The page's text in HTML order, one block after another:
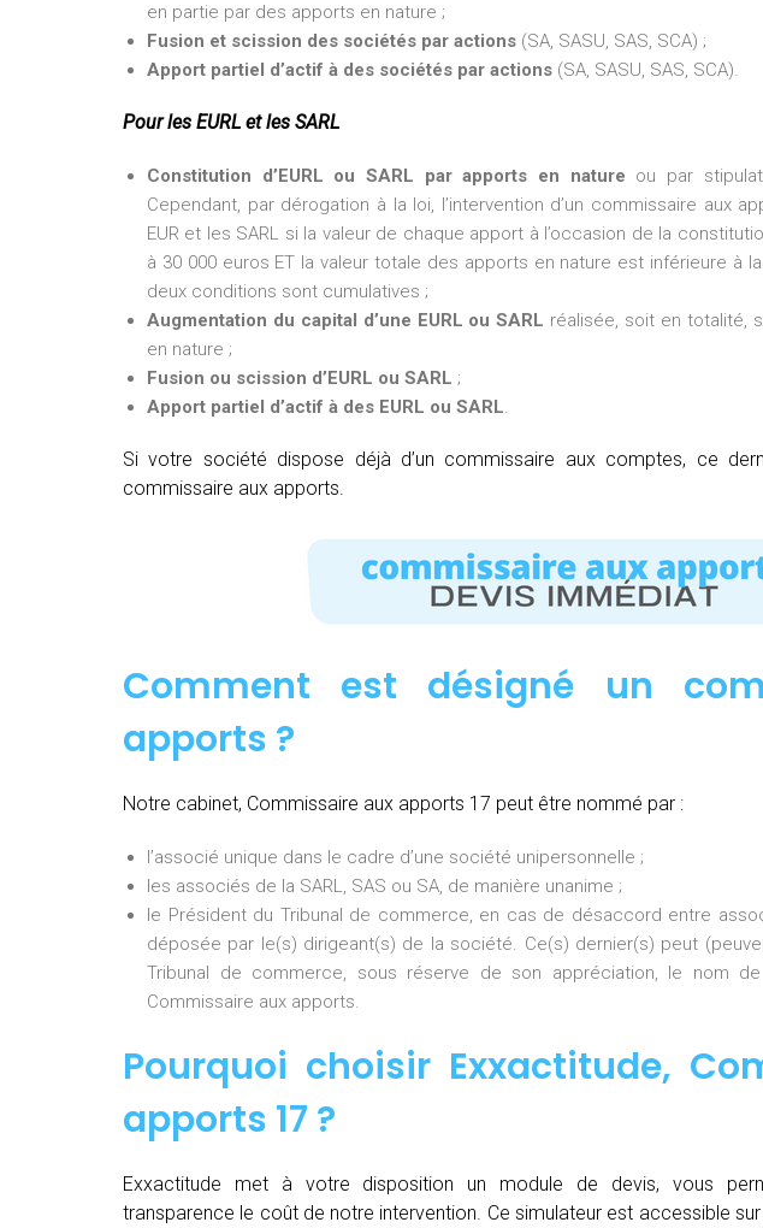
en partie par des apports en nature ;
Fusion et scission des sociétés par actions (SA, SASU, SAS, SCA) ;
Apport partiel d’actif à des sociétés par actions (SA, SASU, SAS, SCA).
Pour les EURL et les SARL
Constitution d’EURL ou SARL par apports en nature ou par
Cependant, par dérogation à la loi, l’intervention d’un commissaire aux
EUR et les SARL si la valeur de chaque apport à l’occasion de la
à 30 000 euros ET la valeur totale des apports en nature est inférieure à
deux conditions sont cumulatives ;
Augmentation du capital d’une EURL ou SARL réalisée, soit en totalité,
en nature ;
Fusion ou scission d’EURL ou SARL ;
Apport partiel d’actif à des EURL ou SARL.
Si votre société dispose déjà d’un commissaire aux comptes, ce
commissaire aux apports.
Comment est désigné un
apports ?
Notre cabinet, Commissaire aux apports 17 peut être nommé par :
l’associé unique dans le cadre d’une société unipersonnelle ;
les associés de la SARL, SAS ou SA, de manière unanime ;
le Président du Tribunal de commerce, en cas de désaccord entre
déposée par le(s) dirigeant(s) de la société. Ce(s) dernier(s) peut
Tribunal de commerce, sous réserve de son appréciation, le nom
Commissaire aux apports.
Pourquoi choisir Exxactitude,
apports 17 ?
Exxactitude met à votre disposition un module de devis, vous
transparence le coût de notre intervention. Ce simulateur est accessible